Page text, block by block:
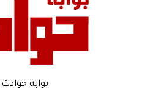
بوابة حوادث